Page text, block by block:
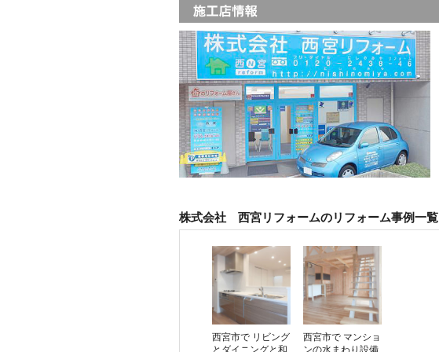
株式会社 西宮リフォームのリフォーム事例一覧
西宮市で リビング
とダイニングと和
西宮市で マンショ
ンの水まわり設備